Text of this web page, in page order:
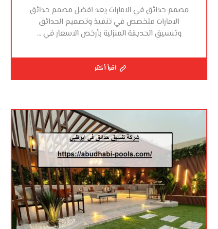
مصمم حدائق في الامارات يعد افضل مصمم حدائق
الامارات متخصص في تنفيذ وتصميم الحدائق
وتنسيق الحديقة المنزلية بأرخص الاسعار في ...
اقرأ أكثر